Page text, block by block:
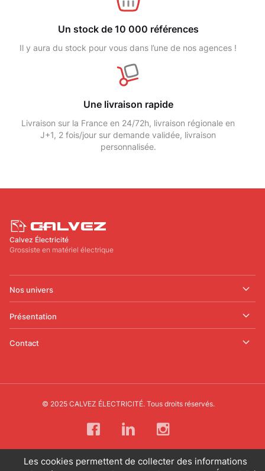
Un stock de 10 000 références
Il y aura du stock pour vous dans l’une de nos agences !
Une livraison rapide
Livraison sur la France en 24/72h, livraison régionale en
J+1, 2 fois/jour sur demande validée, livraison
personnalisée.
Calvez Électricité
Grossiste en matériel électrique
Nos univers
Présentation
Contact
© 2025 CALVEZ ÉLECTRICITÉ. Tous droits réservés.
Les cookies permettent de collecter des informations